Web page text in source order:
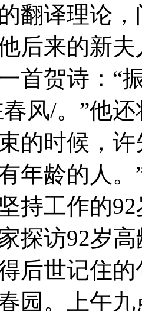
翻译理论
后来的新
首贺诗：“
风/。”他
的时候，
年龄的人
持工作的
探访92岁
后世记住
园。上午